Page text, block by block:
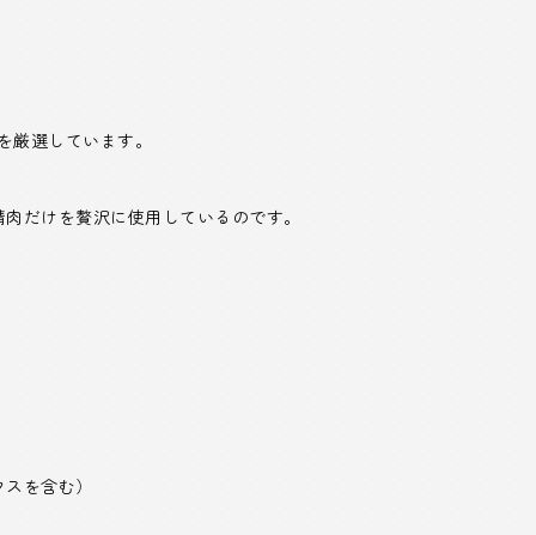
選しています。
だけを贅沢に使用しているのです。
を含む）